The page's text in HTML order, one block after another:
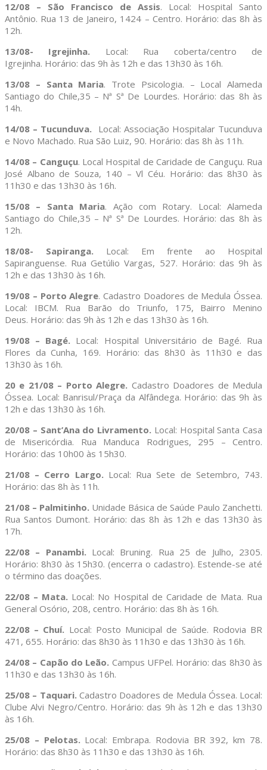
12/08 – São Francisco de Assis. Local: Hospital Santo
Antônio. Rua 13 de Janeiro, 1424 – Centro. Horário: das 8h às
12h.
13/08- Igrejinha. Local: Rua coberta/centro de
Igrejinha. Horário: das 9h às 12h e das 13h30 às 16h.
13/08 – Santa Maria. Trote Psicologia. – Local Alameda
Santiago do Chile,35 – Nª Sª De Lourdes. Horário: das 8h às
14h.
14/08 – Tucunduva. Local: Associação Hospitalar Tucunduva
e Novo Machado. Rua São Luiz, 90. Horário: das 8h às 11h.
14/08 – Canguçu. Local Hospital de Caridade de Canguçu. Rua
José Albano de Souza, 140 – Vl Céu. Horário: das 8h30 às
11h30 e das 13h30 às 16h.
15/08 – Santa Maria. Ação com Rotary. Local: Alameda
Santiago do Chile,35 – Nª Sª De Lourdes. Horário: das 8h às
12h.
18/08- Sapiranga. Local: Em frente ao Hospital
Sapiranguense. Rua Getúlio Vargas, 527. Horário: das 9h às
12h e das 13h30 às 16h.
19/08 – Porto Alegre. Cadastro Doadores de Medula Óssea.
Local: IBCM. Rua Barão do Triunfo, 175, Bairro Menino
Deus. Horário: das 9h às 12h e das 13h30 às 16h.
19/08 – Bagé. Local: Hospital Universitário de Bagé. Rua
Flores da Cunha, 169. Horário: das 8h30 às 11h30 e das
13h30 às 16h.
20 e 21/08 – Porto Alegre. Cadastro Doadores de Medula
Óssea. Local: Banrisul/Praça da Alfândega. Horário: das 9h às
12h e das 13h30 às 16h.
20/08 – Sant’Ana do Livramento. Local: Hospital Santa Casa
de Misericórdia. Rua Manduca Rodrigues, 295 – Centro.
Horário: das 10h00 às 15h30.
21/08 – Cerro Largo. Local: Rua Sete de Setembro, 743.
Horário: das 8h às 11h.
21/08 – Palmitinho. Unidade Básica de Saúde Paulo Zanchetti.
Rua Santos Dumont. Horário: das 8h às 12h e das 13h30 às
17h.
22/08 – Panambi. Local: Bruning. Rua 25 de Julho, 2305.
Horário: 8h30 às 15h30. (encerra o cadastro). Estende-se até
o término das doações.
22/08 – Mata. Local: No Hospital de Caridade de Mata. Rua
General Osório, 208, centro. Horário: das 8h às 16h.
22/08 – Chuí. Local: Posto Municipal de Saúde. Rodovia BR
471, 655. Horário: das 8h30 às 11h30 e das 13h30 às 16h.
24/08 – Capão do Leão. Campus UFPel. Horário: das 8h30 às
11h30 e das 13h30 às 16h.
25/08 – Taquari. Cadastro Doadores de Medula Óssea. Local:
Clube Alvi Negro/Centro. Horário: das 9h às 12h e das 13h30
às 16h.
25/08 – Pelotas. Local: Embrapa. Rodovia BR 392, km 78.
Horário: das 8h30 às 11h30 e das 13h30 às 16h.